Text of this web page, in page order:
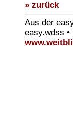
» zurück
Aus der
easy.wdss